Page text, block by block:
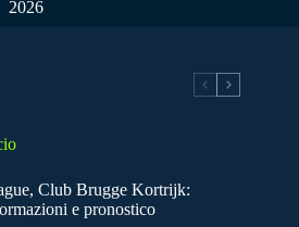
2026
Club Brugge Kortrijk:
e pronostico